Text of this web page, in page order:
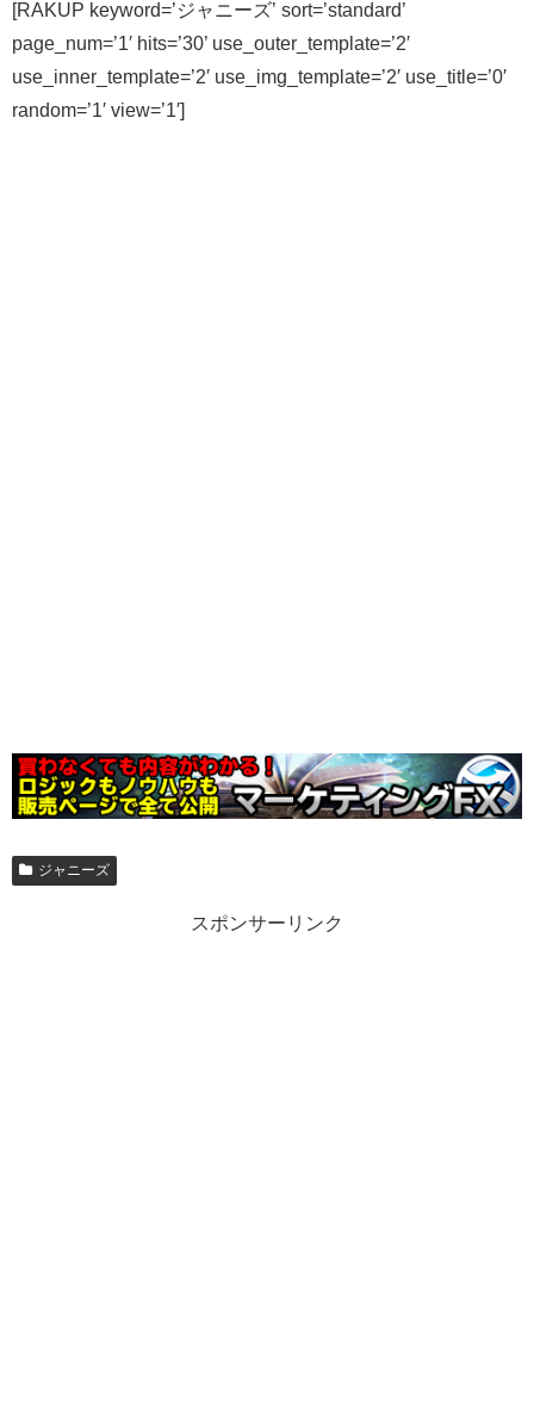
[RAKUP keyword=’ジャニーズ’ sort=’standard’
page_num=’1′ hits=’30’ use_outer_template=’2′
use_inner_template=’2′ use_img_template=’2′ use_title=’0′
random=’1′ view=’1′]
ジャニーズ
スポンサーリンク